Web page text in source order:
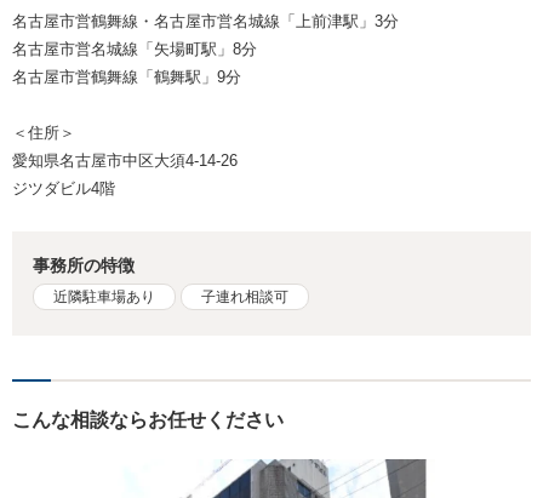
名古屋市営鶴舞線・名古屋市営名城線「上前津駅」3分
名古屋市営名城線「矢場町駅」8分
名古屋市営鶴舞線「鶴舞駅」9分
＜住所＞
愛知県名古屋市中区大須4-14-26
ジツダビル4階
事務所の特徴
近隣駐車場あり 子連れ相談可
こんな相談ならお任せください